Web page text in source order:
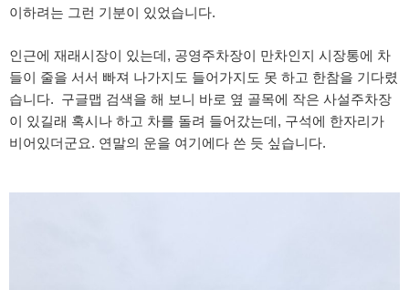
이하려는 그런 기분이 있었습니다.
인근에 재래시장이 있는데, 공영주차장이 만차인지 시장통에 차
들이 줄을 서서 빠져 나가지도 들어가지도 못 하고 한참을 기다렸
습니다. 구글맵 검색을 해 보니 바로 옆 골목에 작은 사설주차장
이 있길래 혹시나 하고 차를 돌려 들어갔는데, 구석에 한자리가
비어있더군요. 연말의 운을 여기에다 쓴 듯 싶습니다.